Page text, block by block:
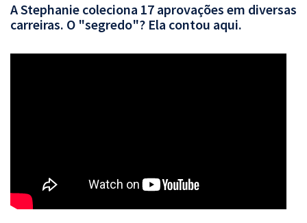
A Stephanie coleciona 17 aprovações em diversas
carreiras. O "segredo"? Ela contou aqui.